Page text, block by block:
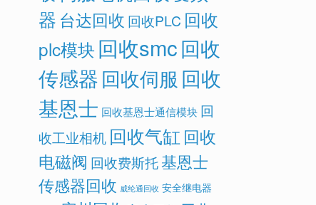
器 台达回收 回收PLC 回收
plc模块 回收smc回收
传感器回收伺服 回收
基恩士 回收基恩士通信模块 回
收工业相机 回收气缸 回收
电磁阀 回收费斯托基恩士
传感器回收 威纶通回收 安全继电器